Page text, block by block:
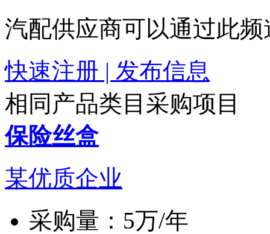
汽配供应商可以通过此
快速注册 | 发布信息
相同产品类目采购项目
保险丝盒
某优质企业
采购量： 5万/年